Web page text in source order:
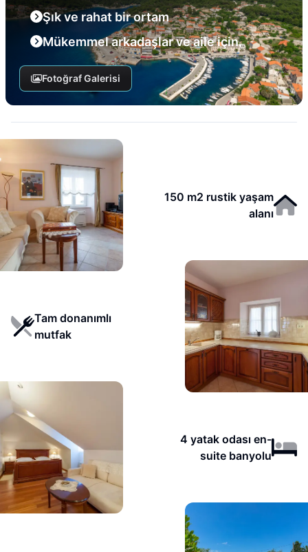
Şık ve rahat bir ortam
Mükemmel arkadaşlar ve aile için.
Fotoğraf Galerisi
150 m2 rustik yaşam
alanı
Tam donanımlı
mutfak
4 yatak odası en-
suite banyolu